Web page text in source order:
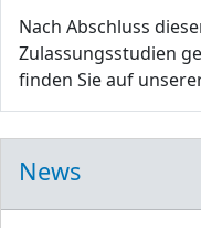
Nach Abschluss
Zulassungsstudien
finden Sie auf
News